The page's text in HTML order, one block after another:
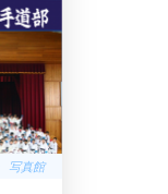
写真館